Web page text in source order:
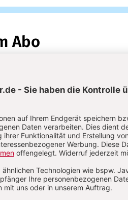
Abo
38,60 € für 4 Ausgaben pro Jahr +
MwSt., versandkostenfrei
Im Abo Im Digital-Abo